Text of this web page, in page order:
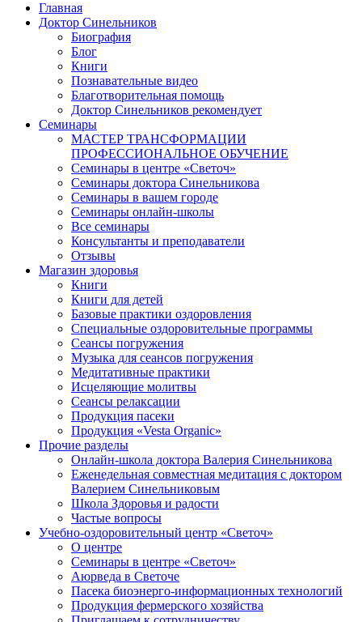
Главная
Доктор Синельников
Биография
Блог
Книги
Познавательные видео
Благотворительная помощь
Доктор Синельников рекомендует
Семинары
МАСТЕР ТРАНСФОРМАЦИИ
ПРОФЕССИОНАЛЬНОЕ ОБУЧЕНИЕ
Семинары в центре «Светоч»
Семинары доктора Синельникова
Семинары в вашем городе
Семинары онлайн-школы
Все семинары
Консультанты и преподаватели
Отзывы
Магазин здоровья
Книги
Книги для детей
Базовые практики оздоровления
Специальные оздоровительные программы
Сеансы погружения
Музыка для сеансов погружения
Медитативные практики
Исцеляющие молитвы
Сеансы релаксации
Продукция пасеки
Продукция «Vesta Organic»
Прочие разделы
Онлайн-школа доктора Валерия Синельникова
Еженедельная совместная медитация с доктором
Валерием Синельниковым
Школа Здоровья и радости
Частые вопросы
Учебно-оздоровительный центр «Светоч»
О центре
Семинары в центре «Светоч»
Аюрведа в Светоче
Пасека биоэнерго-информационных технологий
Продукция фермерского хозяйства